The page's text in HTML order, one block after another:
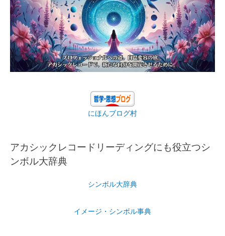
にほんブログ村
アカシックレコードリーディングにも役立つシ
ンボル大辞典
シンボル大辞典
イメージ・シンボル事典